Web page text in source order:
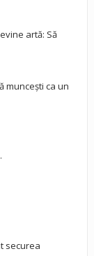
artă: Să
muncești ca un
securea